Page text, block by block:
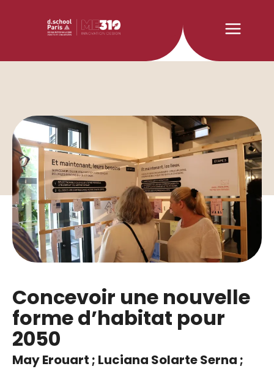
Concevoir une nouvelle
forme d’habitat pour
2050
May Erouart ; Luciana Solarte Serna ;